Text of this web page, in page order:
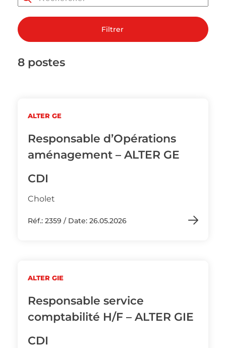
Filtrer
8 postes
ALTER GE
Responsable d’Opérations
aménagement – ALTER GE
CDI
Cholet
Réf.: 2359 / Date: 26.05.2026
ALTER GIE
Responsable service
comptabilité H/F – ALTER GIE
CDI